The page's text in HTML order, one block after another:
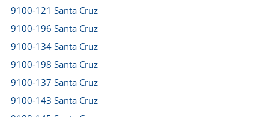
9100-121 Santa Cruz
9100-196 Santa Cruz
9100-134 Santa Cruz
9100-198 Santa Cruz
9100-137 Santa Cruz
9100-143 Santa Cruz